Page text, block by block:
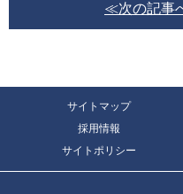
≪次の記事
サイトマップ
採用情報
サイトポリシー